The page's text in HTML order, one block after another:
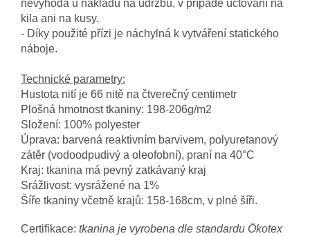
nevýhoda u nákladů na údržbu, v případě účtování na
kila ani na kusy.
- Díky použité přízi je náchylná k vytváření statického
náboje.
Technické parametry:
Hustota nití je 66 nitě na čtverečný centimetr
Plošná hmotnost tkaniny: 198-206g/m2
Složení: 100% polyester
Úprava: barvená reaktivním barvivem, polyuretanový
zátěr (vodoodpudivý a oleofobní), praní na 40°C
Kraj: tkanina má pevný zatkávaný kraj
Srážlivost: vysrážené na 1%
Šíře tkaniny včetně krajů: 158-168cm, v plné šíři.
Certifikace: tkanina je vyrobena dle standardu Ökotex